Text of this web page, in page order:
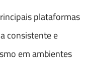
plataformas
consistente e
em ambientes